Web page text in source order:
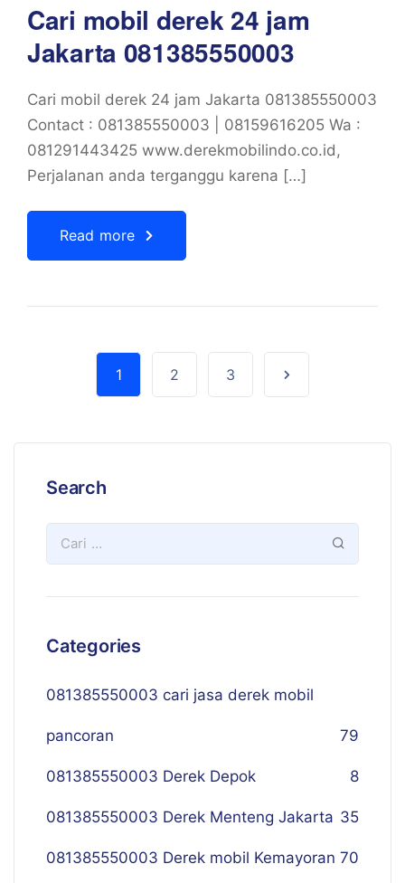
Cari mobil derek 24 jam
Jakarta 081385550003
Cari mobil derek 24 jam Jakarta 081385550003
Contact : 081385550003 | 08159616205 Wa :
081291443425 www.derekmobilindo.co.id,
Perjalanan anda terganggu karena […]
Read more
1 2 3
Search
Categories
081385550003 cari jasa derek mobil
pancoran 79
081385550003 Derek Depok 8
081385550003 Derek Menteng Jakarta 35
081385550003 Derek mobil Kemayoran 70